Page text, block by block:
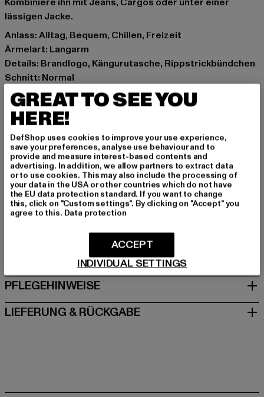
lässigen Jacke.
Anlass: Alltag, Bequem, Chillen, Freizeit
Ärmelart: Langarm
Details: Brandlogo, Kängurutasche, Rippstrickbündchen
Schnitt: Normal
Marke: Karl Kani
Kat.: Sweat & Fleece - Hoodies
Farbe: weiß
Hersteller Farbe: white
Materialzusammensetzung: 100% Baumwolle
Art.Nr: 6028018-00220
Hersteller: Urban Styles Agency GmbH & Co. KG |
agentur@urbanstylesagency.com
Schanzenstraße 41 | 51063 Köln | DE
GRÖSSE & PASSFORM
PFLEGEHINWEISE
LIEFERUNG & RÜCKGABE
GREAT TO SEE YOU
HERE!
DefShop uses cookies to improve your use experience,
save your preferences, analyse use behaviour and to
provide and measure interest-based contents and
advertising. In addition, we allow partners to extract data
or to use cookies. This may also include the processing of
your data in the USA or other countries which do not have
the EU data protection standard. If you want to change
this, click on "Custom settings". By clicking on "Accept" you
agree to this. Data protection
INDIVIDUAL SETTINGS
ACCEPT